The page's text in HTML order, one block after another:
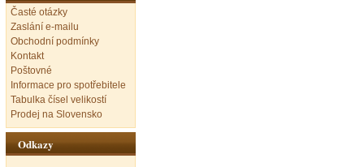
Časté otázky
Zaslání e-mailu
Obchodní podmínky
Kontakt
Poštovné
Informace pro spotřebitele
Tabulka čísel velikostí
Prodej na Slovensko
Odkazy